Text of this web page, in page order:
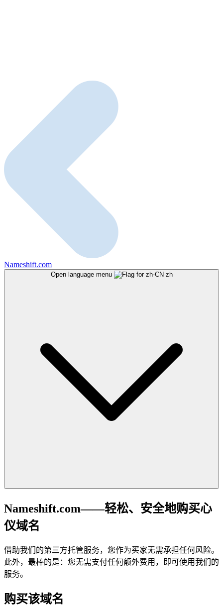
Nameshift.com
Open language menu zh
Nameshift.com——轻松、安全地购买心
仪域名
借助我们的第三方托管服务，您作为买家无需承担任何风险。
此外，最棒的是：您无需支付任何额外费用，即可使用我们的
服务。
购买该域名